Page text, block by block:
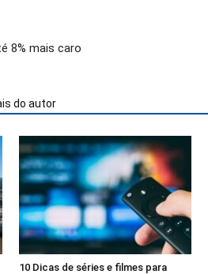
8% mais caro
do autor
10 Dicas de séries e filmes para